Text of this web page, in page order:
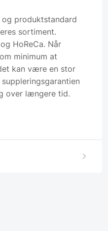
produktstandard
sortiment.
HoReCa. Når
minimum at
kan være en stor
over længere tid.